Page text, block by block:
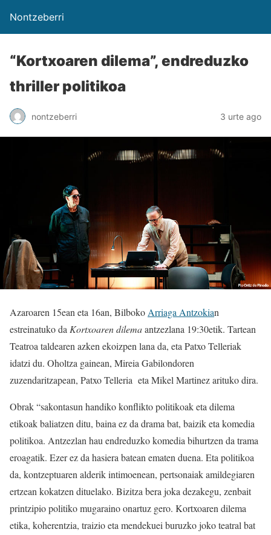
Nontzeberri
“Kortxoaren dilema”, endreduzko
thriller politikoa
nontzeberri 3 urte ago
Azaroaren 15ean eta 16an, BilbokoArriaga Antzokian
estreinatuko daKortxoaren dilemaantzezlana 19:30etik. Tartean
Teatroa taldearen azken ekoizpen lana da, eta Patxo Telleriak
idatzi du. Oholtza gainean, Mireia Gabilondoren
zuzendaritzapean, Patxo Telleria eta Mikel Martinez arituko dira.
Obrak “sakontasun handiko konflikto politikoak eta dilema
etikoak baliatzen ditu, baina ez da drama bat, baizik eta komedia
politikoa. Antzezlan hau endreduzko komedia bihurtzen da trama
eroagatik. Ezer ez da hasiera batean ematen duena. Eta politikoa
da, kontzeptuaren alderik intimoenean, pertsonaiak amildegiaren
ertzean kokatzen dituelako. Bizitza bera joka dezakegu, zenbait
printzipio politiko mugaraino onartuz gero. Kortxoaren dilema
etika, koherentzia, traizio eta mendekuei buruzko joko teatral bat